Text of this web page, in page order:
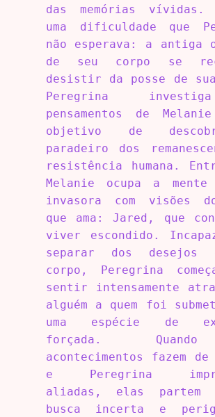
das memórias vívidas.
uma dificuldade que
não esperava: a antiga
de seu corpo se
desistir da posse de
Peregrina
pensamentos de
objetivo de
paradeiro dos
resistência humana.
Melanie ocupa a
invasora com visões do
que ama: Jared, que
viver escondido.
separar dos desejos
corpo, Peregrina
sentir intensamente
alguém a quem foi
uma espécie de
forçada.
acontecimentos fazem de
e Peregrina
aliadas, elas partem
busca incerta e